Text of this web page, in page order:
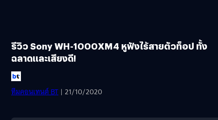
รีวิว Sony WH-1000XM4 หูฟังไร้สายตัวท็อป ทั้ง
ฉลาดและเสียงดี!
ทีมคอนเทนต์ BT | 21/10/2020